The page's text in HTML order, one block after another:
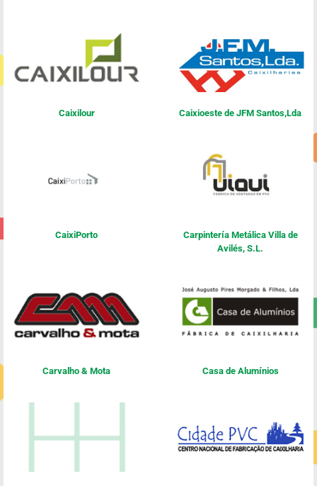
Caixilour Caixioeste de JFM Santos,Lda
CaixiPorto
Carpintería Metálica Villa de
Avilés, S.L.
Carvalho & Mota Casa de Alumínios